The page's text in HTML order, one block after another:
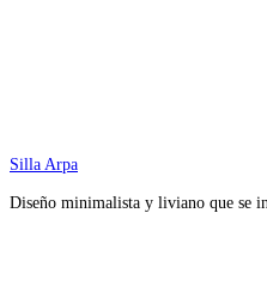
Silla Arpa
Diseño minimalista y liviano que se